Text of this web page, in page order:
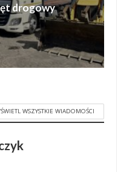
drogowy
WSZYSTKIE WIADOMOŚCI